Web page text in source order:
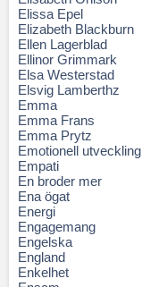
Elissa Epel
Elizabeth Blackburn
Ellen Lagerblad
Ellinor Grimmark
Elsa Westerstad
Elsvig Lamberthz
Emma
Emma Frans
Emma Prytz
Emotionell utveckling
Empati
En broder mer
Ena ögat
Energi
Engagemang
Engelska
England
Enkelhet